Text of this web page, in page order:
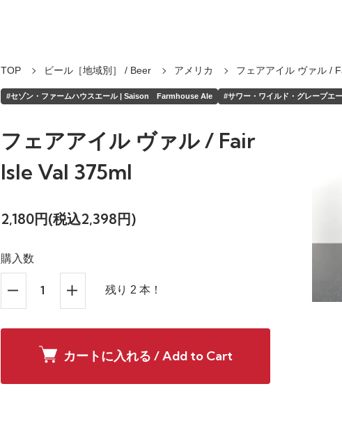
TOP ビール［地域別］ / Beer アメリカ フェアアイル ヴァル /
#セゾン・ファームハウスエール | Saison Farmhouse Ale #サワー・ワイルド・グレープ
フェアアイル ヴァル / Fair
Isle Val 375ml
2,180円(税込2,398円)
購入数
残り 2 本！
カートに入れる / Add to Cart